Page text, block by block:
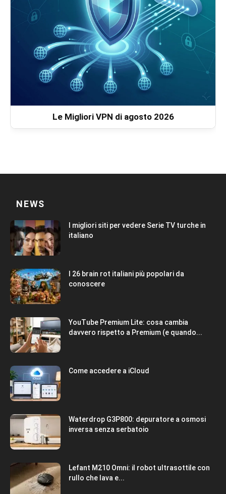
Le Migliori VPN di agosto 2026
NEWS
I migliori siti per vedere Serie TV turche in
italiano
I 26 brain rot italiani più popolari da
conoscere
YouTube Premium Lite: cosa cambia
davvero rispetto a Premium (e quando...
Come accedere a iCloud
Waterdrop G3P800: depuratore a osmosi
inversa senza serbatoio
Lefant M210 Omni: il robot ultrasottile con
rullo che lava e...